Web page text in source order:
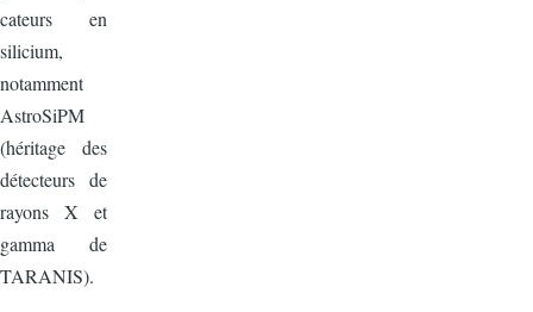
cateurs en
silicium,
notamment
AstroSiPM
(héritage des
détecteurs de
rayons X et
gamma de
TARANIS).